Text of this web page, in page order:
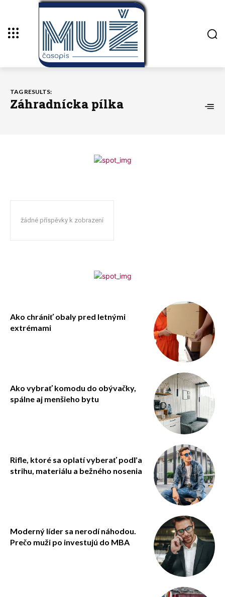
TAG RESULTS:
Záhradnícka pílka
žádné příspěvky k zobrazení
Ako chrániť obaly pred letnými
extrémami
Ako vybrať komodu do obývačky,
spálne aj menšieho bytu
Rifle, ktoré sa oplatí vyberať podľa
strihu, materiálu a bežného nosenia
Moderný líder sa nerodí náhodou.
Prečo muži po investujú do MBA